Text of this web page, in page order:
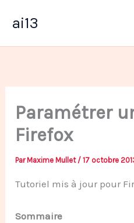
ai13
Paramétrer
Firefox
ParMaxime Mullet /17 octobre
Tutoriel mis à jour pour
Sommaire